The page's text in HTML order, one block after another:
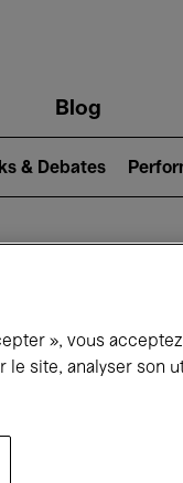
Blog
& Debates
se
», vous
le site, analyser son